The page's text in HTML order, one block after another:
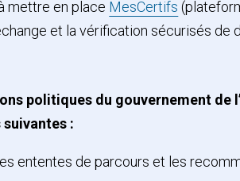
mettre en place MesCertifs
et la vérification sécurisés
politiques du gouvernement de
:
ententes de parcours et les